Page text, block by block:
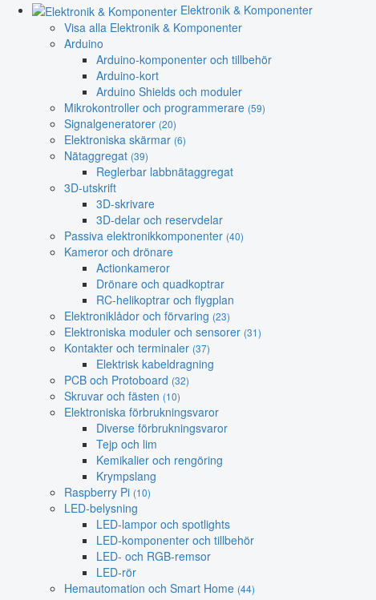
Elektronik & Komponenter
Visa alla Elektronik & Komponenter
Arduino
Arduino-komponenter och tillbehör
Arduino-kort
Arduino Shields och moduler
Mikrokontroller och programmerare (59)
Signalgeneratorer (20)
Elektroniska skärmar (6)
Nätaggregat (39)
Reglerbar labbnätaggregat
3D-utskrift
3D-skrivare
3D-delar och reservdelar
Passiva elektronikkomponenter (40)
Kameror och drönare
Actionkameror
Drönare och quadkoptrar
RC-helikoptrar och flygplan
Elektroniklådor och förvaring (23)
Elektroniska moduler och sensorer (31)
Kontakter och terminaler (37)
Elektrisk kabeldragning
PCB och Protoboard (32)
Skruvar och fästen (10)
Elektroniska förbrukningsvaror
Diverse förbrukningsvaror
Tejp och lim
Kemikalier och rengöring
Krympslang
Raspberry Pi (10)
LED-belysning
LED-lampor och spotlights
LED-komponenter och tillbehör
LED- och RGB-remsor
LED-rör
Hemautomation och Smart Home (44)